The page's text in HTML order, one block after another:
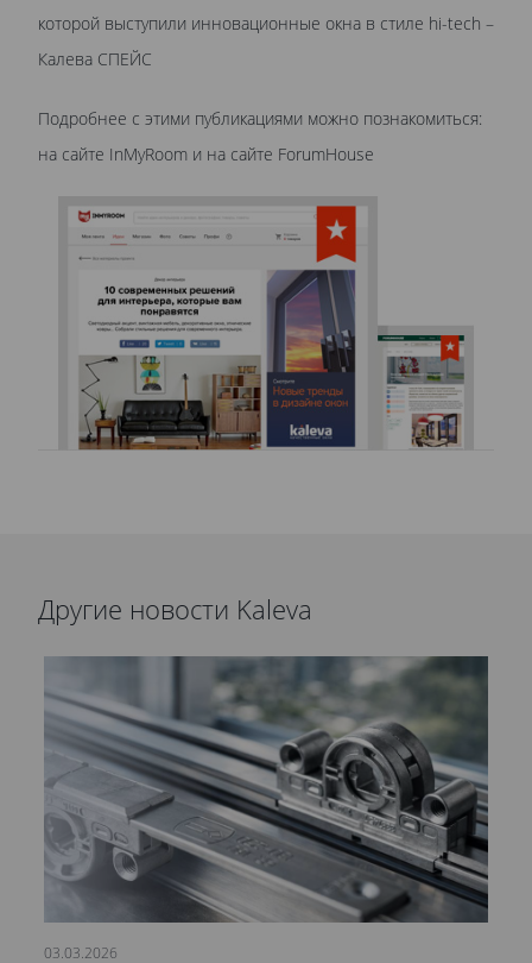
которой выступили инновационные окна в стиле hi-tech –
Калева СПЕЙС
Подробнее с этими публикациями можно познакомиться:
на сайте InMyRoom и на сайте ForumHouse
Другие новости Kaleva
03.03.2026